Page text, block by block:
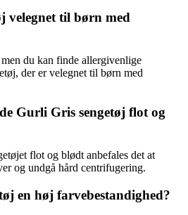
velegnet til børn med
du kan finde allergivenlige
der er velegnet til børn med
Gurli Gris sengetøj flot og
flot og blødt anbefales det at
og undgå hård centrifugering.
en høj farvebestandighed?